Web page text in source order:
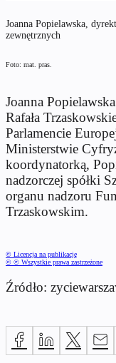
Joanna Popielawska,
zewnętrznych
Foto: mat. pras.
Joanna
Rafała
Parlamencie
Ministerstwie
koordynatorką,
nadzorczej spółki
organu nadzoru
Trzaskowskim.
© Licencja na publikację
© ℗ Wszystkie prawa zastrzeżone
Źródło: